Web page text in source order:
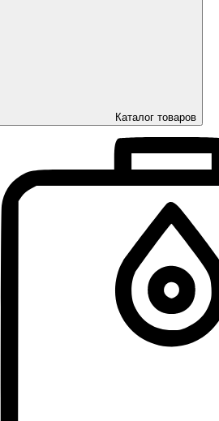
Каталог товаров